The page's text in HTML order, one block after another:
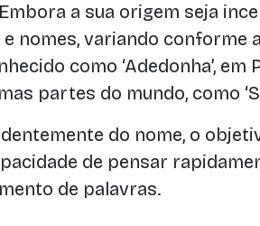
a sua origem seja
nomes, variando conforme
como ‘Adedonha’, em
partes do mundo, como
do nome, o
de pensar
de palavras.